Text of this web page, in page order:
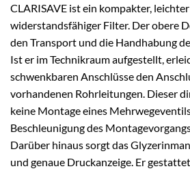
CLARISAVE ist ein kompakter,
widerstandsfähiger Filter. Der obere
den Transport und die Handhabung
Ist er im Technikraum aufgestellt,
schwenkbaren Anschlüsse den
vorhandenen Rohrleitungen. Dieser
keine Montage eines
Beschleunigung des
Darüber hinaus sorgt das
und genaue Druckanzeige. Er